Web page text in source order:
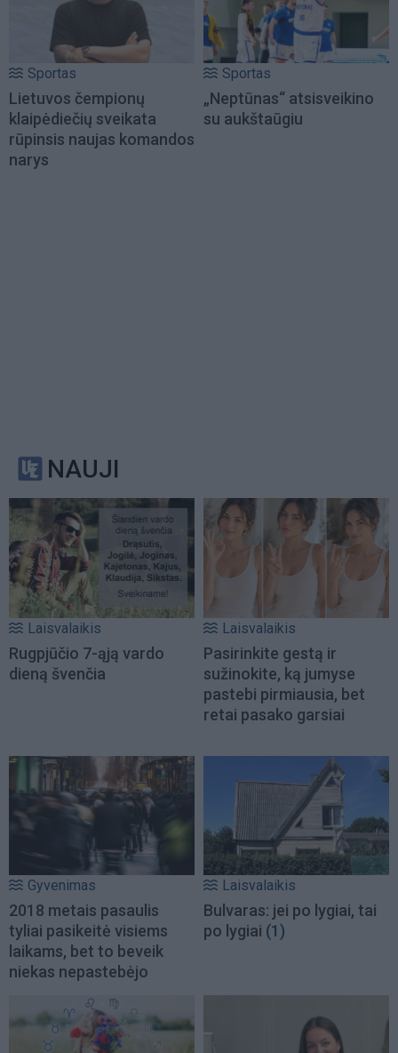
Sportas
Lietuvos čempionų
klaipėdiečių sveikata
rūpinsis naujas komandos
narys
Sportas
„Neptūnas“ atsisveikino
su aukštaūgiu
NAUJI
Laisvalaikis
Rugpjūčio 7-ąją vardo
dieną švenčia
Laisvalaikis
Pasirinkite gestą ir
sužinokite, ką jumyse
pastebi pirmiausia, bet
retai pasako garsiai
Gyvenimas
2018 metais pasaulis
tyliai pasikeitė visiems
laikams, bet to beveik
niekas nepastebėjo
Laisvalaikis
Bulvaras: jei po lygiai, tai
po lygiai (1)